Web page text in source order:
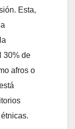
Esta,
30% de
afros o